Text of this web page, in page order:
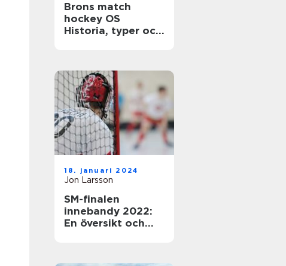
Brons match
hockey OS
Historia, typer och
18. januari 2024
Jon Larsson
SM-finalen
innebandy 2022:
En översikt och